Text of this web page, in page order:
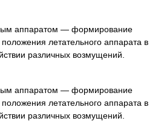
аппаратом — формирование
летательного аппарата в
различных возмущений.
аппаратом — формирование
летательного аппарата в
различных возмущений.